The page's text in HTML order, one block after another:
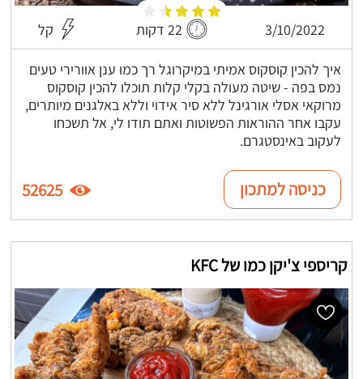
3/10/2022 22 דקות קל
איך להכין קוסקוס אמיתי במיקרוגל רך כמו ענן אוורירי טעים
נמס בפה - שיטה מעולה בקלי קלות תוכלו להכין קוסקוס
מרוקאי אסלי אורגינל ללא סיר אידוי וללא באלגנים מיותרים,
עקבו אחר ההוראות הפשוטות ואתם תודו לי, אל תשכחו
לעקוב באינסטגרם.
כניסה למתכון 52625
קריספי צ'יקן כמו של KFC